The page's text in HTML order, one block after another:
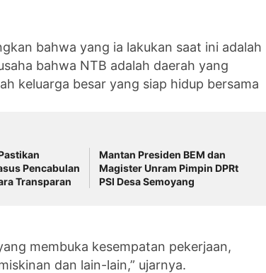
bahwa yang ia lakukan saat ini adalah
bahwa NTB adalah daerah yang
keluarga besar yang siap hidup bersama
Pencabulan
Transparan
Mantan Presiden BEM dan
Magister Unram Pimpin DPRt
PSI Desa Semoyang
membuka kesempatan pekerjaan,
dan lain-lain,” ujarnya.